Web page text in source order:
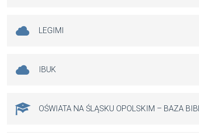
LEGIMI
IBUK
OŚWIATA NA ŚLĄSKU OPOLSKIM – BAZA